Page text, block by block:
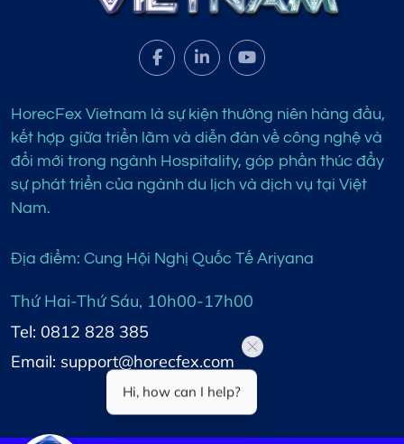
HorecFex Vietnam là sự kiện thường niên hàng đầu,
kết hợp giữa triển lãm và diễn đàn về công nghệ và
đổi mới trong ngành Hospitality, góp phần thúc đẩy
sự phát triển của ngành du lịch và dịch vụ tại Việt
Nam.
Địa điểm: Cung Hội Nghị Quốc Tế Ariyana
Thứ Hai-Thứ Sáu, 10h00-17h00
Tel: 0812 828 385
Email: support@horecfex.com
Hi, how can I help?